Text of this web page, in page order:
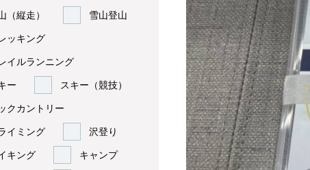
（縦走） 雪山登山
ッキング
イルランニング
ー スキー（競技）
クカントリー
イミング 沢登り
キング キャンプ